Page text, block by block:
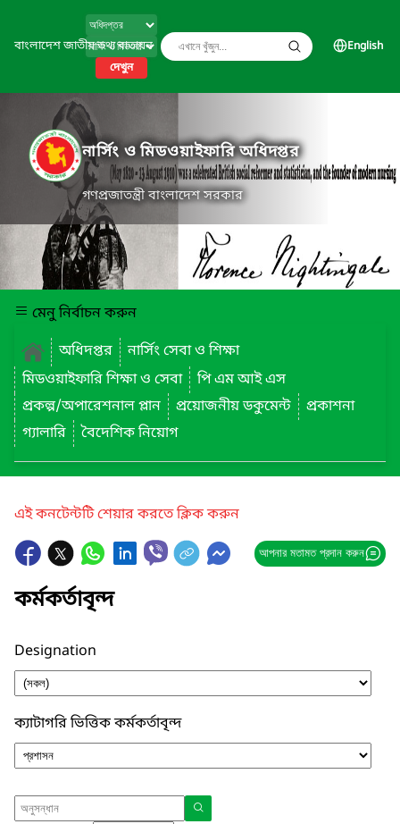
বাংলাদেশ জাতীয় তথ্য বাতায়ন
দেখুন
English
নার্সিং ও মিডওয়াইফারি অধিদপ্তর
গণপ্রজাতন্ত্রী বাংলাদেশ সরকার
মেনু নির্বাচন করুন
অধিদপ্তর
নার্সিং সেবা ও শিক্ষা
মিডওয়াইফারি শিক্ষা ও সেবা
পি এম আই এস
প্রকল্প/অপারেশনাল প্লান
প্রয়োজনীয় ডকুমেন্ট
প্রকাশনা
গ্যালারি
বৈদেশিক নিয়োগ
এই কনটেন্টটি শেয়ার করতে ক্লিক করুন
আপনার মতামত প্রদান করুন
কর্মকর্তাবৃন্দ
Designation
ক্যাটাগরি ভিত্তিক কর্মকর্তাবৃন্দ